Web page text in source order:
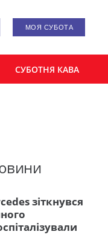
МОЯ СУБОТА
СУБОТНЯ КАВА
зіткнувся